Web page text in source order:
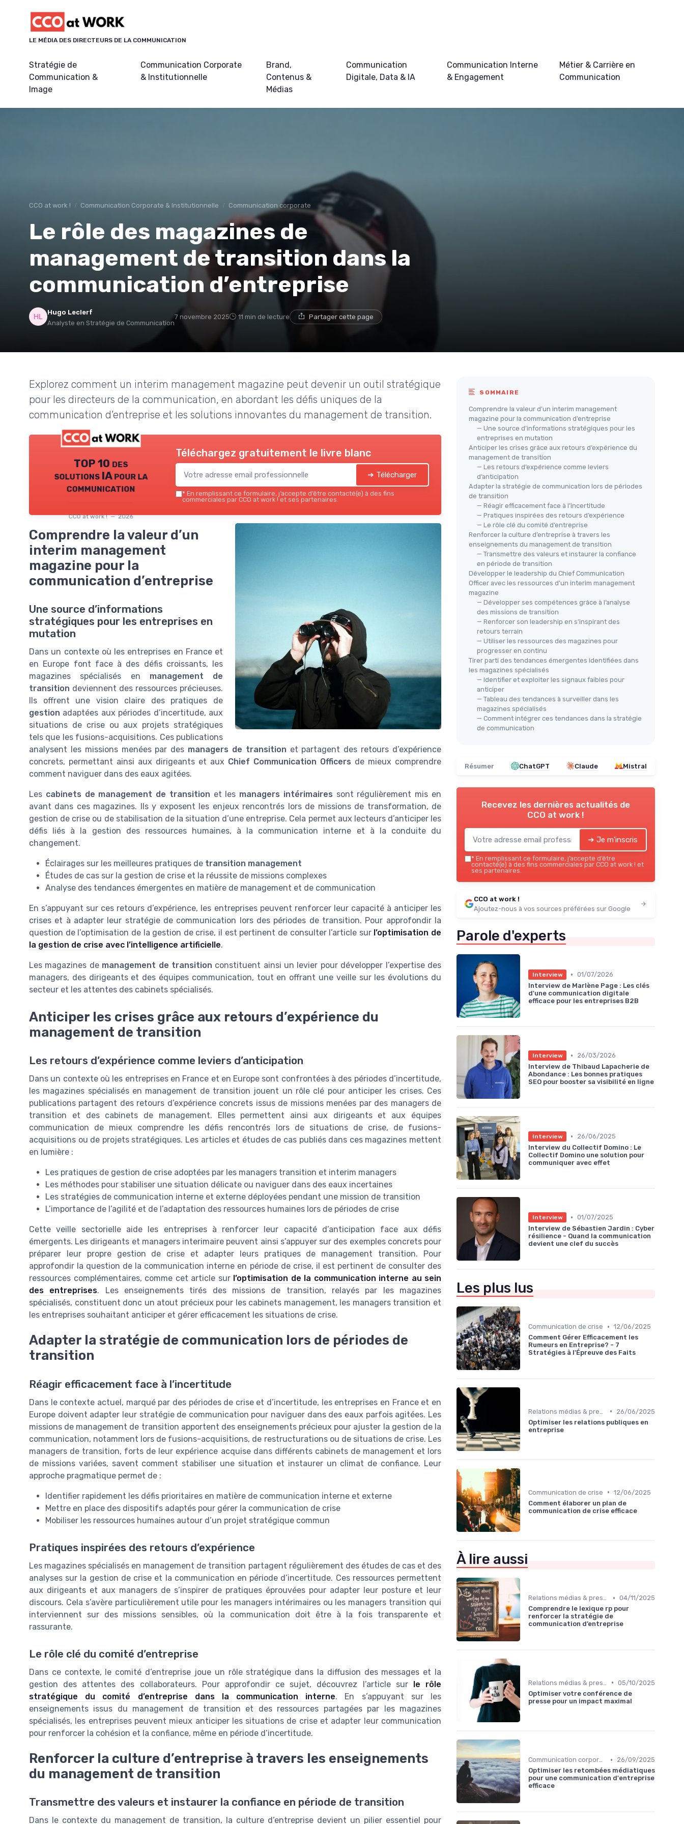
LE MÉDIA DES DIRECTEURS DE LA COMMUNICATION
Stratégie de
Communication &
Image
Communication Corporate
& Institutionnelle
Brand,
Contenus &
Médias
Communication
Digitale, Data & IA
Communication Interne
& Engagement
Métier & Carrière en
Communication
CCO at work ! Communication Corporate & Institutionnelle Communication corporate
Le rôle des magazines de
management de transition dans la
communication d’entreprise
Hugo Leclerf
Analyste en Stratégie de Communication
7 novembre 2025 11 min de lecture Partager cette page
Explorez comment un interim management magazine peut devenir un outil stratégique
pour les directeurs de la communication, en abordant les défis uniques de la
communication d’entreprise et les solutions innovantes du management de transition.
TOP 10 des
solutions IA pour la
communication
CCO at work ! — 2026
Téléchargez gratuitement le livre blanc
➔ Télécharger
* En remplissant ce formulaire, j’accepte d’être contacté(e) à des fins
commerciales par CCO at work ! et ses partenaires.
Comprendre la valeur d’un
interim management
magazine pour la
communication d’entreprise
Une source d’informations
stratégiques pour les entreprises en
mutation
Dans un contexte où les entreprises en France et
en Europe font face à des défis croissants, les
magazines spécialisés en management de
transition deviennent des ressources précieuses.
Ils offrent une vision claire des pratiques de
gestion adaptées aux périodes d’incertitude, aux
situations de crise ou aux projets stratégiques
tels que les fusions-acquisitions. Ces publications
analysent les missions menées par des managers de transition et partagent des retours d’expérience
concrets, permettant ainsi aux dirigeants et aux Chief Communication Officers de mieux comprendre
comment naviguer dans des eaux agitées.
Les cabinets de management de transition et les managers intérimaires sont régulièrement mis en
avant dans ces magazines. Ils y exposent les enjeux rencontrés lors de missions de transformation, de
gestion de crise ou de stabilisation de la situation d’une entreprise. Cela permet aux lecteurs d’anticiper les
défis liés à la gestion des ressources humaines, à la communication interne et à la conduite du
changement.
Éclairages sur les meilleures pratiques de transition management
Études de cas sur la gestion de crise et la réussite de missions complexes
Analyse des tendances émergentes en matière de management et de communication
En s’appuyant sur ces retours d’expérience, les entreprises peuvent renforcer leur capacité à anticiper les
crises et à adapter leur stratégie de communication lors des périodes de transition. Pour approfondir la
question de l’optimisation de la gestion de crise, il est pertinent de consulter l’article sur l’optimisation de
la gestion de crise avec l’intelligence artificielle.
Les magazines de management de transition constituent ainsi un levier pour développer l’expertise des
managers, des dirigeants et des équipes communication, tout en offrant une veille sur les évolutions du
secteur et les attentes des cabinets spécialisés.
Anticiper les crises grâce aux retours d’expérience du
management de transition
Les retours d’expérience comme leviers d’anticipation
Dans un contexte où les entreprises en France et en Europe sont confrontées à des périodes d’incertitude,
les magazines spécialisés en management de transition jouent un rôle clé pour anticiper les crises. Ces
publications partagent des retours d’expérience concrets issus de missions menées par des managers de
transition et des cabinets de management. Elles permettent ainsi aux dirigeants et aux équipes
communication de mieux comprendre les défis rencontrés lors de situations de crise, de fusions-
acquisitions ou de projets stratégiques. Les articles et études de cas publiés dans ces magazines mettent
en lumière :
Les pratiques de gestion de crise adoptées par les managers transition et interim managers
Les méthodes pour stabiliser une situation délicate ou naviguer dans des eaux incertaines
Les stratégies de communication interne et externe déployées pendant une mission de transition
L’importance de l’agilité et de l’adaptation des ressources humaines lors de périodes de crise
Cette veille sectorielle aide les entreprises à renforcer leur capacité d’anticipation face aux défis
émergents. Les dirigeants et managers interimaire peuvent ainsi s’appuyer sur des exemples concrets pour
préparer leur propre gestion de crise et adapter leurs pratiques de management transition. Pour
approfondir la question de la communication interne en période de crise, il est pertinent de consulter des
ressources complémentaires, comme cet article sur l’optimisation de la communication interne au sein
des entreprises. Les enseignements tirés des missions de transition, relayés par les magazines
spécialisés, constituent donc un atout précieux pour les cabinets management, les managers transition et
les entreprises souhaitant anticiper et gérer efficacement les situations de crise.
Adapter la stratégie de communication lors de périodes de
transition
Réagir efficacement face à l’incertitude
Dans le contexte actuel, marqué par des périodes de crise et d’incertitude, les entreprises en France et en
Europe doivent adapter leur stratégie de communication pour naviguer dans des eaux parfois agitées. Les
missions de management de transition apportent des enseignements précieux pour ajuster la gestion de la
communication, notamment lors de fusions-acquisitions, de restructurations ou de situations de crise. Les
managers de transition, forts de leur expérience acquise dans différents cabinets de management et lors
de missions variées, savent comment stabiliser une situation et instaurer un climat de confiance. Leur
approche pragmatique permet de :
Identifier rapidement les défis prioritaires en matière de communication interne et externe
Mettre en place des dispositifs adaptés pour gérer la communication de crise
Mobiliser les ressources humaines autour d’un projet stratégique commun
Pratiques inspirées des retours d’expérience
Les magazines spécialisés en management de transition partagent régulièrement des études de cas et des
analyses sur la gestion de crise et la communication en période d’incertitude. Ces ressources permettent
aux dirigeants et aux managers de s’inspirer de pratiques éprouvées pour adapter leur posture et leur
discours. Cela s’avère particulièrement utile pour les managers intérimaires ou les managers transition qui
interviennent sur des missions sensibles, où la communication doit être à la fois transparente et
rassurante.
Le rôle clé du comité d’entreprise
Dans ce contexte, le comité d’entreprise joue un rôle stratégique dans la diffusion des messages et la
gestion des attentes des collaborateurs. Pour approfondir ce sujet, découvrez l’article sur le rôle
stratégique du comité d’entreprise dans la communication interne. En s’appuyant sur les
enseignements issus du management de transition et des ressources partagées par les magazines
spécialisés, les entreprises peuvent mieux anticiper les situations de crise et adapter leur communication
pour renforcer la cohésion et la confiance, même en période d’incertitude.
Renforcer la culture d’entreprise à travers les enseignements
du management de transition
Transmettre des valeurs et instaurer la confiance en période de transition
Dans le contexte du management de transition, la culture d’entreprise devient un pilier essentiel pour
SOMMAIRE
Comprendre la valeur d’un interim management
magazine pour la communication d’entreprise
— Une source d’informations stratégiques pour les
entreprises en mutation
Anticiper les crises grâce aux retours d’expérience du
management de transition
— Les retours d’expérience comme leviers
d’anticipation
Adapter la stratégie de communication lors de périodes
de transition
— Réagir efficacement face à l’incertitude
— Pratiques inspirées des retours d’expérience
— Le rôle clé du comité d’entreprise
Renforcer la culture d’entreprise à travers les
enseignements du management de transition
— Transmettre des valeurs et instaurer la confiance
en période de transition
Développer le leadership du Chief Communication
Officer avec les ressources d’un interim management
magazine
— Développer ses compétences grâce à l’analyse
des missions de transition
— Renforcer son leadership en s’inspirant des
retours terrain
— Utiliser les ressources des magazines pour
progresser en continu
Tirer parti des tendances émergentes identifiées dans
les magazines spécialisés
— Identifier et exploiter les signaux faibles pour
anticiper
— Tableau des tendances à surveiller dans les
magazines spécialisés
— Comment intégrer ces tendances dans la stratégie
de communication
Résumer ChatGPT Claude Mistral
Recevez les dernières actualités de
CCO at work !
➔ Je m'inscris
* En remplissant ce formulaire, j’accepte d’être
contacté(e) à des fins commerciales par CCO at work ! et
ses partenaires.
CCO at work !
Ajoutez-nous à vos sources préférées sur Google
Parole d'experts
Interview • 01/07/2026
Interview de Marlène Page : Les clés
d'une communication digitale
efficace pour les entreprises B2B
Interview •
26/03/2026
Interview de Thibaud Lapacherie de
Abondance : Les bonnes pratiques
SEO pour booster sa visibilité en ligne
Interview •
26/06/2025
Interview du Collectif Domino : Le
Collectif Domino une solution pour
communiquer avec effet
Interview • 01/07/2025
Interview de Sébastien Jardin : Cyber
résilience - Quand la communication
devient une clef du succès
Les plus lus
Communication de crise • 12/06/2025
Comment Gérer Efficacement les
Rumeurs en Entreprise? - 7
Stratégies à l'Épreuve des Faits
•
26/06/2025
Optimiser les relations publiques en
entreprise
Communication de crise • 12/06/2025
Comment élaborer un plan de
communication de crise efficace
À lire aussi
Relations médias & presse • 04/11/2025
Comprendre le lexique rp pour
renforcer la stratégie de
communication d’entreprise
• 05/10/2025
Optimiser votre conférence de
presse pour un impact maximal
Communication corporate •
26/09/2025
Optimiser les retombées médiatiques
pour une communication d'entreprise
efficace